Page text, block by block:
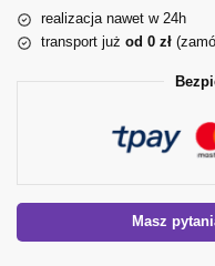
realizacja nawet w 24h
transport już od 0 zł
Masz